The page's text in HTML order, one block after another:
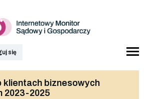
się
klientach biznesowych
2023-2025